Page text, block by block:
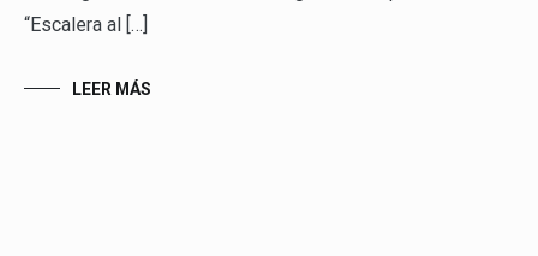
“Escalera al […]
LEER MÁS